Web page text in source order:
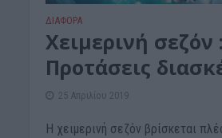
ΔΙΆΦΟΡΑ
Χειμερινή σεζόν :
Προτάσεις
25 Απριλίου 2019
Η χειμερινή σεζόν βρίσκεται